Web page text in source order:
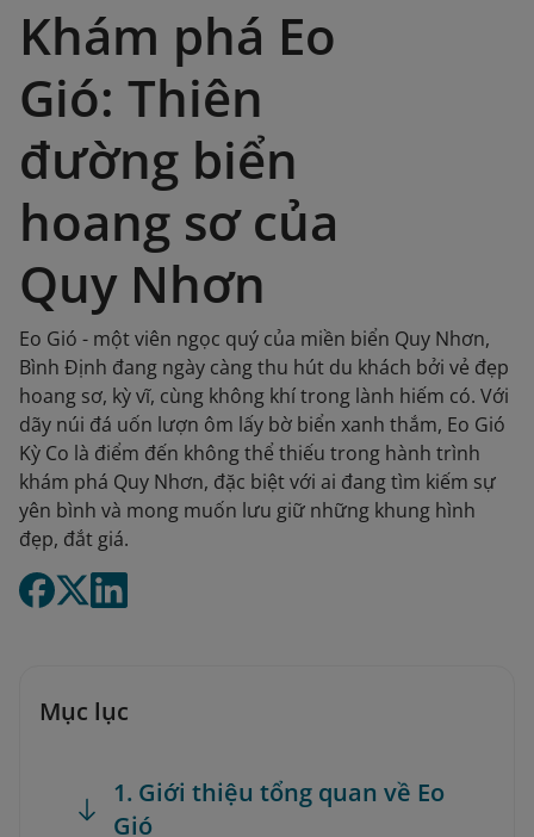
Khám phá Eo
Gió: Thiên
đường biển
hoang sơ của
Quy Nhơn
Eo Gió - một viên ngọc quý của miền biển Quy Nhơn,
Bình Định đang ngày càng thu hút du khách bởi vẻ đẹp
hoang sơ, kỳ vĩ, cùng không khí trong lành hiếm có. Với
dãy núi đá uốn lượn ôm lấy bờ biển xanh thắm, Eo Gió
Kỳ Co là điểm đến không thể thiếu trong hành trình
khám phá Quy Nhơn, đặc biệt với ai đang tìm kiếm sự
yên bình và mong muốn lưu giữ những khung hình
đẹp, đắt giá.
Mục lục
1. Giới thiệu tổng quan về Eo
Gió